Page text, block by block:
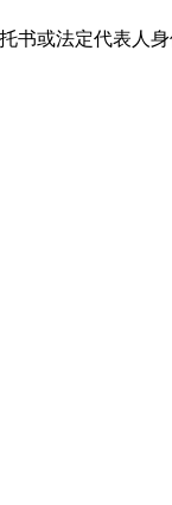
书或法定代表人